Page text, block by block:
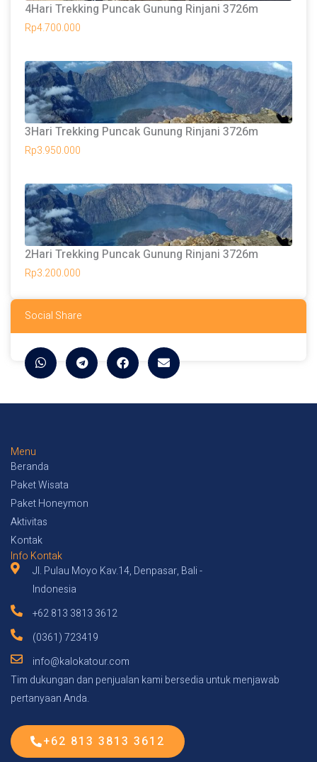
4Hari Trekking Puncak Gunung Rinjani 3726m
Rp4.700.000
3Hari Trekking Puncak Gunung Rinjani 3726m
Rp3.950.000
2Hari Trekking Puncak Gunung Rinjani 3726m
Rp3.200.000
Social Share
Menu
Beranda
Paket Wisata
Paket Honeymon
Aktivitas
Kontak
Info Kontak
Jl. Pulau Moyo Kav.14, Denpasar, Bali -
Indonesia
+62 813 3813 3612
(0361) 723419
info@kalokatour.com
Tim dukungan dan penjualan kami bersedia untuk menjawab
pertanyaan Anda.
+62 813 3813 3612